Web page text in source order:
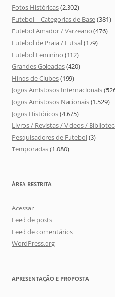
Fotos Históricas(2.302)
Futebol – Categorias de Base(381)
Futebol Amador / Varzeano (476)
Futebol de Praia / Futsal(179)
Futebol Feminino (112)
Grandes Goleadas(420)
Hinos de Clubes(199)
Jogos Amistosos Internacionais
Jogos Amistosos Nacionais(1.529)
Jogos Históricos(4.675)
Livros / Revistas / Vídeos /
Pesquisadores de Futebol(3)
Temporadas(1.080)
ÁREA RESTRITA
Acessar
Feed de posts
Feed de comentários
WordPress.org
APRESENTAÇÃO E PROPOSTA